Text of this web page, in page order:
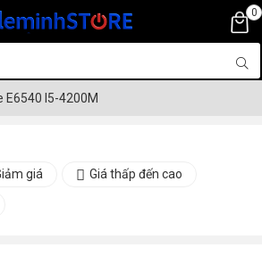
0
E6540 I5-4200M
giá Giá thấp đến cao